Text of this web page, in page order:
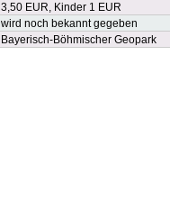
3,50 EUR, Kinder 1 EUR
wird noch bekannt gegeben
Bayerisch-Böhmischer Geopark